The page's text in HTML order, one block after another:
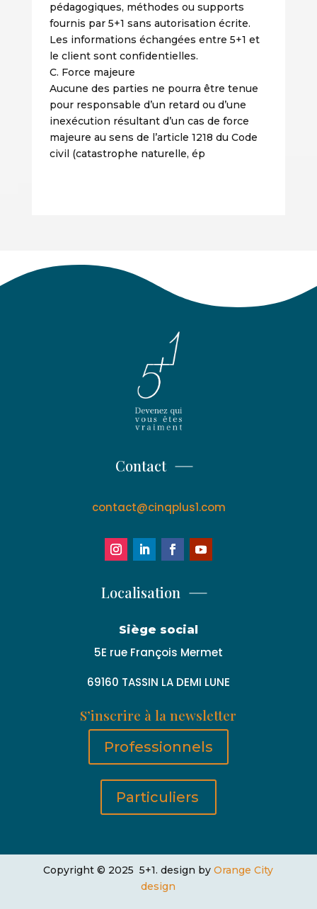
pédagogiques, méthodes ou supports
fournis par 5+1 sans autorisation écrite.
Les informations échangées entre 5+1 et
le client sont confidentielles.
C. Force majeure
Aucune des parties ne pourra être tenue
pour responsable d’un retard ou d’une
inexécution résultant d’un cas de force
majeure au sens de l’article 1218 du Code
civil (catastrophe naturelle, ép
Contact
contact@cinqplus1.com
Localisation
Siège social
5E rue François Mermet
69160 TASSIN LA DEMI LUNE
S’inscrire à la newsletter
Professionnels
Particuliers
Copyright © 2025 5+1. design byOrange City
design